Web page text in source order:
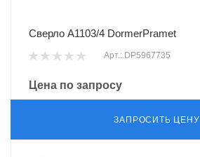
Сверло A1103/4 DormerPramet
Арт.: DP5967735
Цена по запросу
ЗАПРОСИТЬ ЦЕНУ